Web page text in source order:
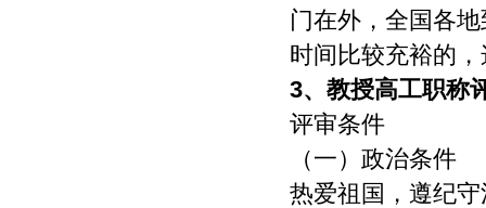
门在外，全国各
时间比较充裕的
3、 教授高工职称
评审条件
（一）政治条件
热爱祖国，遵纪